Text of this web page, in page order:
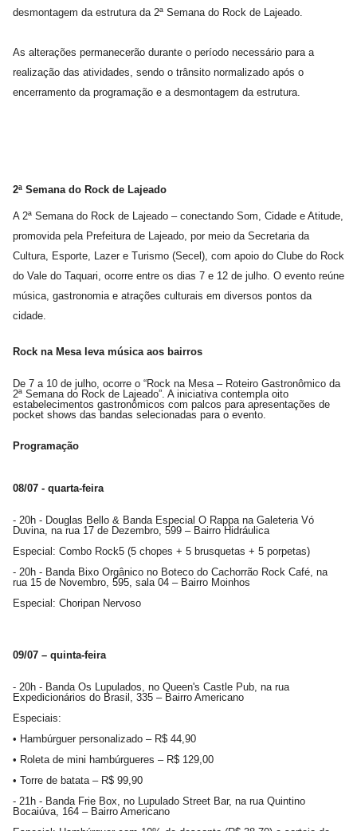
desmontagem da estrutura da 2ª Semana do Rock de Lajeado.
As alterações permanecerão durante o período necessário para a
realização das atividades, sendo o trânsito normalizado após o
encerramento da programação e a desmontagem da estrutura.
2ª Semana do Rock de Lajeado
A 2ª Semana do Rock de Lajeado – conectando Som, Cidade e Atitude,
promovida pela Prefeitura de Lajeado, por meio da Secretaria da
Cultura, Esporte, Lazer e Turismo (Secel), com apoio do Clube do Rock
do Vale do Taquari, ocorre entre os dias 7 e 12 de julho. O evento reúne
música, gastronomia e atrações culturais em diversos pontos da
cidade.
Rock na Mesa leva música aos bairros
De 7 a 10 de julho, ocorre o “Rock na Mesa – Roteiro Gastronômico da
2ª Semana do Rock de Lajeado”. A iniciativa contempla oito
estabelecimentos gastronômicos com palcos para apresentações de
pocket shows das bandas selecionadas para o evento.
Programação
08/07 - quarta-feira
- 20h - Douglas Bello & Banda Especial O Rappa na Galeteria Vó
Duvina, na rua 17 de Dezembro, 599 – Bairro Hidráulica
Especial: Combo Rock5 (5 chopes + 5 brusquetas + 5 porpetas)
- 20h - Banda Bixo Orgânico no Boteco do Cachorrão Rock Café, na
rua 15 de Novembro, 595, sala 04 – Bairro Moinhos
Especial: Choripan Nervoso
09/07 – quinta-feira
- 20h - Banda Os Lupulados, no Queen's Castle Pub, na rua
Expedicionários do Brasil, 335 – Bairro Americano
Especiais:
• Hambúrguer personalizado – R$ 44,90
• Roleta de mini hambúrgueres – R$ 129,00
• Torre de batata – R$ 99,90
- 21h - Banda Frie Box, no Lupulado Street Bar, na rua Quintino
Bocaiúva, 164 – Bairro Americano